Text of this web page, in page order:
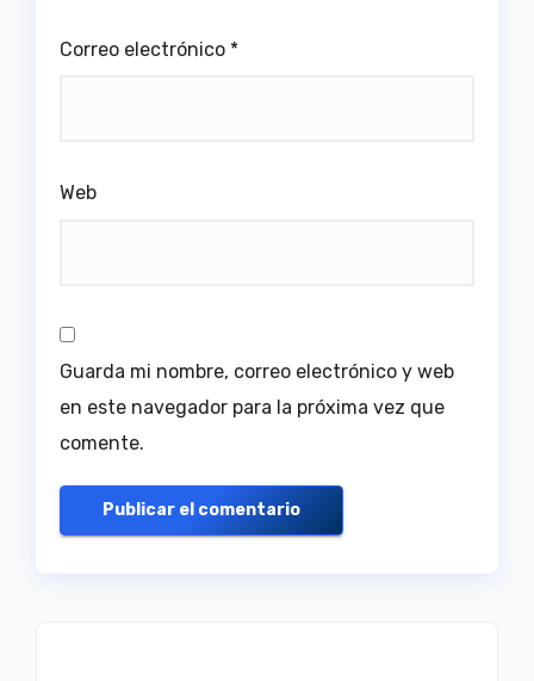
Correo electrónico *
Web
Guarda mi nombre, correo electrónico y web
en este navegador para la próxima vez que
comente.